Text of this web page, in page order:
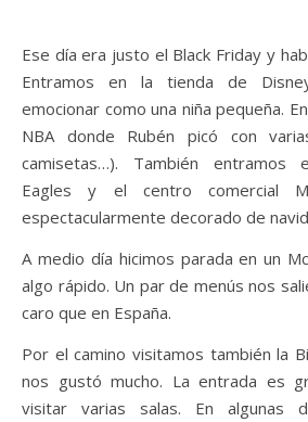
Ese día era justo el Black Friday y
Entramos en la tienda de
emocionar como una niña pequeña.
NBA donde Rubén picó con
camisetas…). También entramos
Eagles y el centro comercial
espectacularmente decorado de
A medio día hicimos parada en un
algo rápido. Un par de menús nos
caro que en España.
Por el camino visitamos también la
nos gustó mucho. La entrada es
visitar varias salas. En algunas